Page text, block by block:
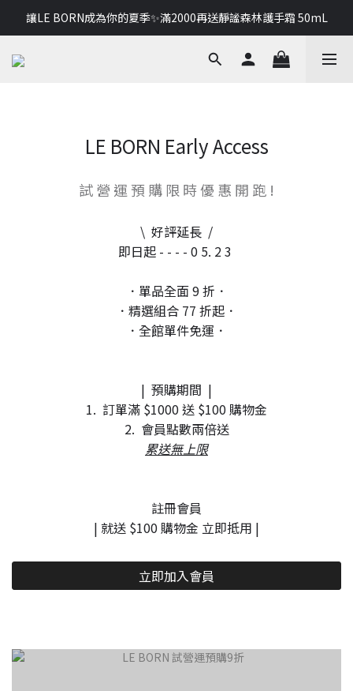
讓LE BORN成為你的夏季✨滿2000再送靜謐森林護手霜 50mL
讓LE BORN成為你的夏季✨滿2000再送靜謐森林護手霜 50mL
給特別的你，首購即贈保濕潤髮乳 30 mL
LE BORN Early Access
試 營 運 預 購 限 時 優 惠 開 跑 !
\ 好評延長 /
即日起 - - - - 0 5. 2 3
．單品全面 9 折．
．精選組合 77 折起．
．全館單件免運．
| 預購期間 |
1. 訂單滿 $1000 送 $100 購物金
2. 會員點數兩倍送
累送無上限
註冊會員
| 就送 $100 購物金 立即抵用 |
立即加入會員